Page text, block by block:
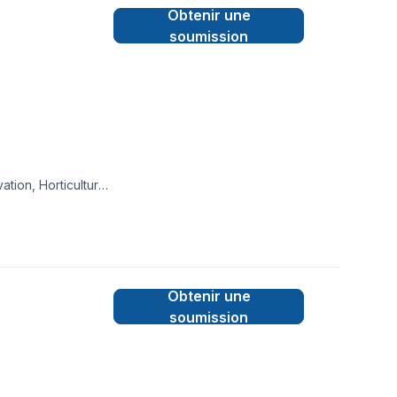
Horticulture,
Obtenir une
soumission
Obtenir une
soumission